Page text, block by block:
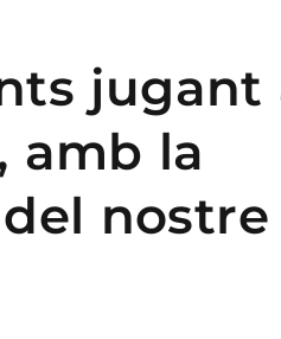
jugant
amb la